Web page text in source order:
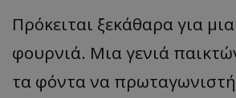
Πρόκειται ξεκάθαρα για
φουρνιά. Μια γενιά
τα φόντα να